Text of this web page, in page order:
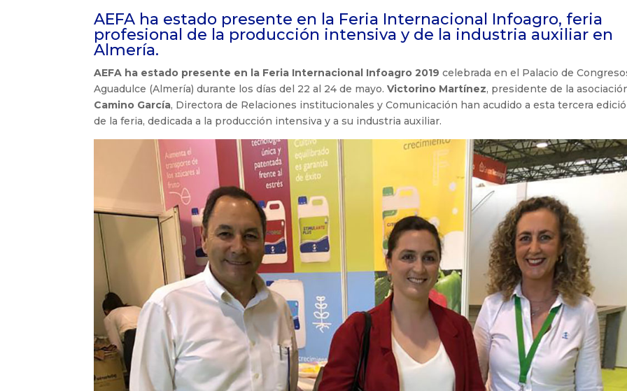
AEFA ha estado presente en la Feria Internacional Infoagro, feria
profesional de la producción intensiva y de la industria auxiliar en
Almería.
AEFA ha estado presente en la Feria Internacional Infoagro 2019 celebrada en el Palacio de
Aguadulce (Almería) durante los días del 22 al 24 de mayo.Victorino Martínez, presidente de la
Camino García, Directora de Relaciones institucionales y Comunicación han acudido a esta tercera
de la feria, dedicada a la producción intensiva y a su industria auxiliar.